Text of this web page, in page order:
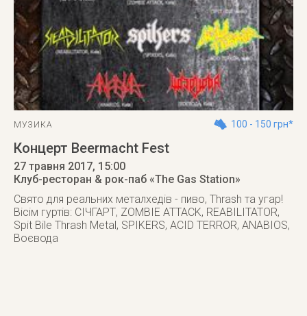
МУЗИКА 100 - 150 грн*
Концерт Beermacht Fest
27 травня 2017, 15:00
Клуб-ресторан & рок-паб «The Gas Station»
Cвято для реальних металхедів - пиво, Thrash та угар!
Вісім гуртів: СІЧГАРТ, ZOMBIE ATTACK, REABILITATOR,
Spit Bile Thrash Metal, SPIKERS, ACID TERROR, ANABIOS,
Воєвода